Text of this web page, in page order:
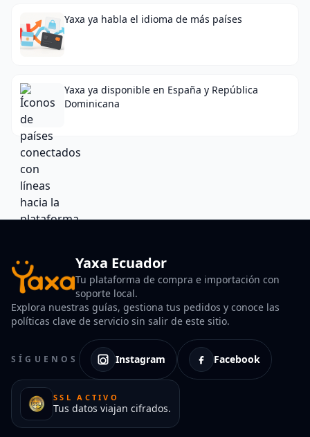
Yaxa ya habla el idioma de más países
Yaxa ya disponible en España y República
Dominicana
Yaxa Ecuador
Tu plataforma de compra e importación con
soporte local.
Explora nuestras guías, gestiona tus pedidos y conoce las
políticas clave de servicio sin salir de este sitio.
SÍGUENOS Instagram Facebook
SSL ACTIVO
Tus datos viajan cifrados.